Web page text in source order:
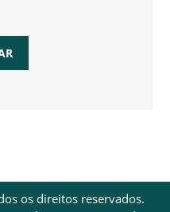
os direitos reservados.